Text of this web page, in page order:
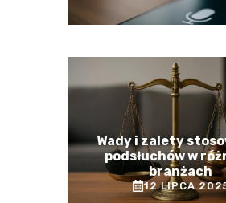
Wady i zalety
podsłuchów w
branżach
12 LIPCA